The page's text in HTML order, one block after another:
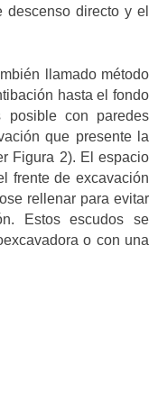
directo y el
llamado método
hasta el fondo
con paredes
que presente la
Figura 2). El espacio
frente de excavación
rellenar para evitar
Estos escudos se
o con una